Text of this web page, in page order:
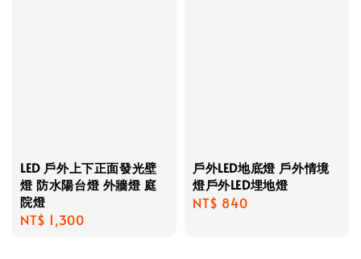
LED 戶外上下正面發光壁
燈 防水陽台燈 外牆燈 庭
院燈
Regular
NT$ 1,300
戶外LED地底燈 戶外情境
燈戶外LED埋地燈
Regular
NT$ 840